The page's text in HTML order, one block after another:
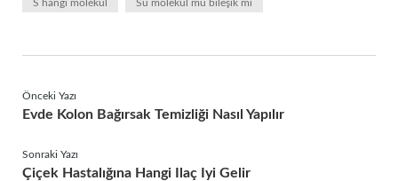
S hangi molekül Su molekül mü bileşik mi
Önceki Yazı
Evde Kolon Bağırsak Temizliği Nasıl Yapılır
Sonraki Yazı
Çiçek Hastalığına Hangi Ilaç Iyi Gelir